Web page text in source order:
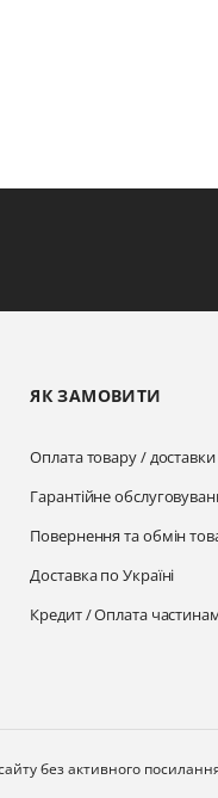
ЯК ЗАМОВИТИ
Оплата товару / доставки
Гарантійне
Повернення та обмін
Доставка по Україні
Кредит / Оплата
без активного